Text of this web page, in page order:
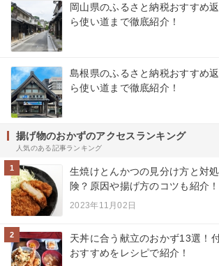
岡山県のふるさと納税おすすめ
ら使い道まで徹底紹介！
島根県のふるさと納税おすすめ
ら使い道まで徹底紹介！
揚げ物のおかずのアクセスランキング
人気のある記事ランキング
1
生焼けとんかつの見分け方と対
険？原因や揚げ方のコツも紹介！
2023年11月02日
2
天丼に合う献立のおかず13選！
おすすめをレシピで紹介！